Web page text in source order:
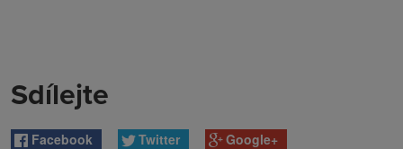
Sdílejte
Facebook Twitter Google+